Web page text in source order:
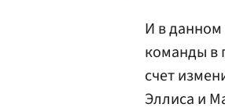
И в данном
команды в
счет
Эллиса и